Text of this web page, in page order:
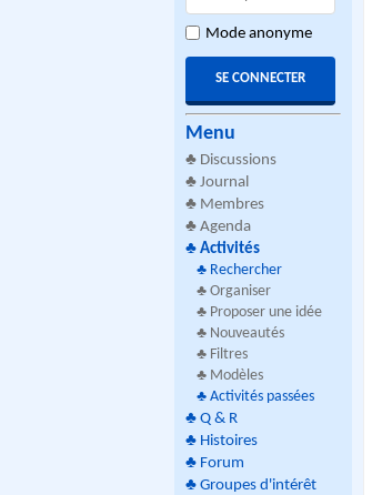
Mode anonyme
Menu
♣ Discussions
♣ Journal
♣ Membres
♣ Agenda
♣ Activités
♣ Rechercher
♣ Organiser
♣ Proposer une idée
♣ Nouveautés
♣ Filtres
♣ Modèles
♣ Activités passées
♣ Q & R
♣ Histoires
♣ Forum
♣ Groupes d'intérêt